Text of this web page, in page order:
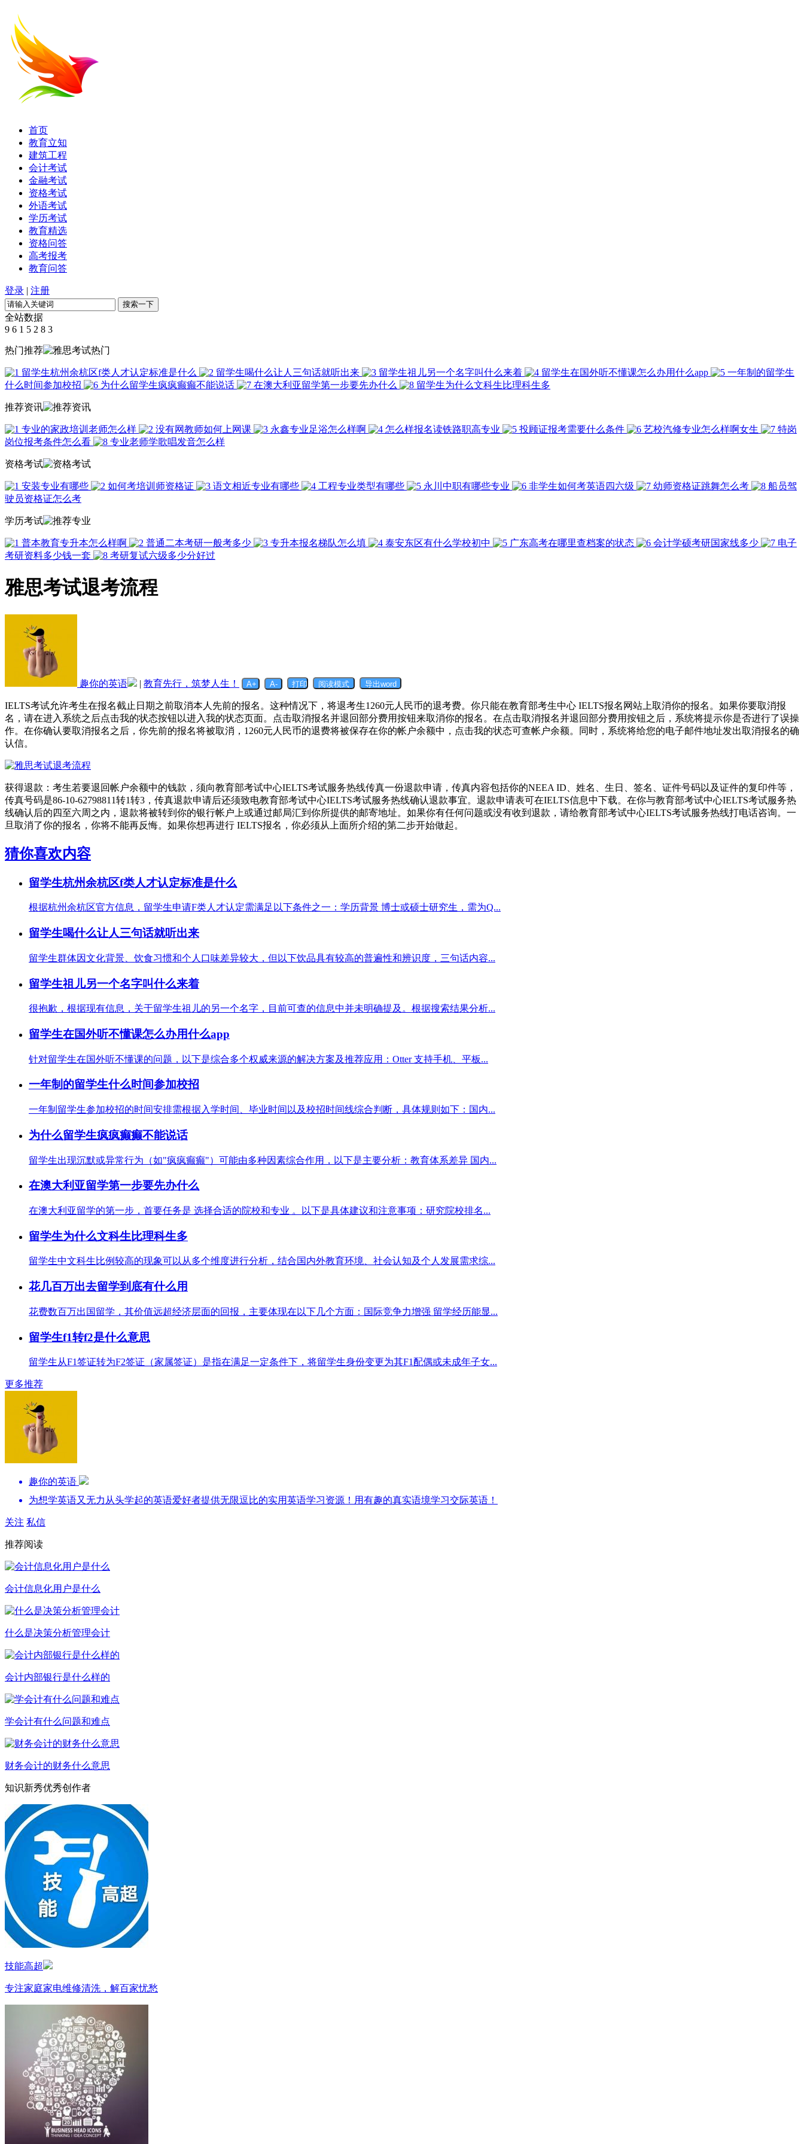
首页
教育立知
建筑工程
会计考试
金融考试
资格考试
外语考试
学历考试
教育精选
资格问答
高考报考
教育问答
登录 | 注册
全站数据
9 6 1 5 2 8 3
热门推荐
留学生杭州余杭区f类人才认定标准是什么 留学生喝什么让人三句话就听出来 留学生祖儿另一个名字叫什么来着 留学生在国外听不懂课怎么办用什么app
一年制的留学生
什么时间参加校招
为什么留学生疯疯癫癫不能说话 在澳大利亚留学第一步要先办什么 留学生为什么文科生比理科生多
推荐资讯
专业的家政培训老师怎么样 没有网教师如何上网课 永鑫专业足浴怎么样啊 怎么样报名读铁路职高专业 投顾证报考需要什么条件 艺校汽修专业怎么样啊女生
特岗
岗位报考条件怎么看
专业老师学歌唱发音怎么样
资格考试
安装专业有哪些 如何考培训师资格证 语文相近专业有哪些 工程专业类型有哪些 永川中职有哪些专业 非学生如何考英语四六级 幼师资格证跳舞怎么考
船员驾
驶员资格证怎么考
学历考试
普本教育专升本怎么样啊 普通二本考研一般考多少 专升本报名梯队怎么填 泰安东区有什么学校初中 广东高考在哪里查档案的状态 会计学硕考研国家线多少
电子
考研资料多少钱一套
考研复试六级多少分好过
雅思考试退考流程
趣你的英语 | 教育先行，筑梦人生！
IELTS考试允许考生在报名截止日期之前取消本人先前的报名。这种情况下，将退考生1260元人民币的退考费。你只能在教育部考生中心 IELTS报名网站上取消你的报名。如果你要取消报
名，请在进入系统之后点击我的状态按钮以进入我的状态页面。点击取消报名并退回部分费用按钮来取消你的报名。在点击取消报名并退回部分费用按钮之后，系统将提示你是否进行了误操
作。在你确认要取消报名之后，你先前的报名将被取消，1260元人民币的退费将被保存在你的帐户余额中，点击我的状态可查帐户余额。同时，系统将给您的电子邮件地址发出取消报名的确
认信。
获得退款：考生若要退回帐户余额中的钱款，须向教育部考试中心IELTS考试服务热线传真一份退款申请，传真内容包括你的NEEA ID、姓名、生日、签名、证件号码以及证件的复印件等，
传真号码是86-10-62798811转1转3，传真退款申请后还须致电教育部考试中心IELTS考试服务热线确认退款事宜。退款申请表可在IELTS信息中下载。在你与教育部考试中心IELTS考试服务热
线确认后的四至六周之内，退款将被转到你的银行帐户上或通过邮局汇到你所提供的邮寄地址。如果你有任何问题或没有收到退款，请给教育部考试中心IELTS考试服务热线打电话咨询。一
旦取消了你的报名，你将不能再反悔。如果你想再进行 IELTS报名，你必须从上面所介绍的第二步开始做起。
猜你喜欢内容
留学生杭州余杭区f类人才认定标准是什么
根据杭州余杭区官方信息，留学生申请F类人才认定需满足以下条件之一：学历背景 博士或硕士研究生，需为Q...
留学生喝什么让人三句话就听出来
留学生群体因文化背景、饮食习惯和个人口味差异较大，但以下饮品具有较高的普遍性和辨识度，三句话内容...
留学生祖儿另一个名字叫什么来着
很抱歉，根据现有信息，关于留学生祖儿的另一个名字，目前可查的信息中并未明确提及。根据搜索结果分析...
留学生在国外听不懂课怎么办用什么app
针对留学生在国外听不懂课的问题，以下是综合多个权威来源的解决方案及推荐应用：Otter 支持手机、平板...
一年制的留学生什么时间参加校招
一年制留学生参加校招的时间安排需根据入学时间、毕业时间以及校招时间线综合判断，具体规则如下：国内...
为什么留学生疯疯癫癫不能说话
留学生出现沉默或异常行为（如"疯疯癫癫"）可能由多种因素综合作用，以下是主要分析：教育体系差异 国内...
在澳大利亚留学第一步要先办什么
在澳大利亚留学的第一步，首要任务是 选择合适的院校和专业 。以下是具体建议和注意事项：研究院校排名...
留学生为什么文科生比理科生多
留学生中文科生比例较高的现象可以从多个维度进行分析，结合国内外教育环境、社会认知及个人发展需求综...
花几百万出去留学到底有什么用
花费数百万出国留学，其价值远超经济层面的回报，主要体现在以下几个方面：国际竞争力增强 留学经历能显...
留学生f1转f2是什么意思
留学生从F1签证转为F2签证（家属签证）是指在满足一定条件下，将留学生身份变更为其F1配偶或未成年子女...
更多推荐
趣你的英语
为想学英语又无力从头学起的英语爱好者提供无限逗比的实用英语学习资源！用有趣的真实语境学习交际英语！
关注 私信
推荐阅读
会计信息化用户是什么
什么是决策分析管理会计
会计内部银行是什么样的
学会计有什么问题和难点
财务会计的财务什么意思
知识新秀优秀创作者
技能高超
专注家庭家电维修清洗，解百家忧愁